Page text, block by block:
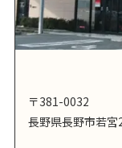
〒381-0032
長野県長野市若